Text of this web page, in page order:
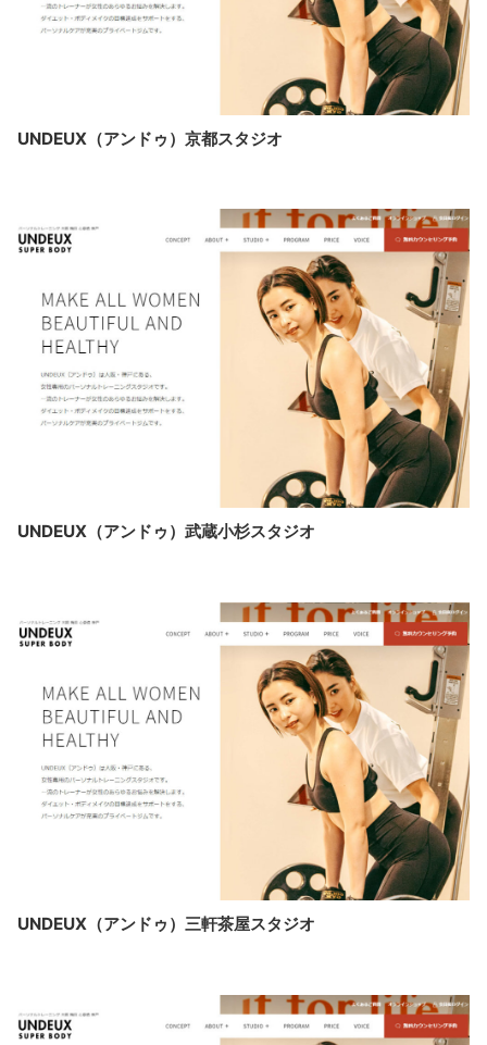
UNDEUX（アンドゥ）京都スタジオ
UNDEUX（アンドゥ）武蔵小杉スタジオ
UNDEUX（アンドゥ）三軒茶屋スタジオ